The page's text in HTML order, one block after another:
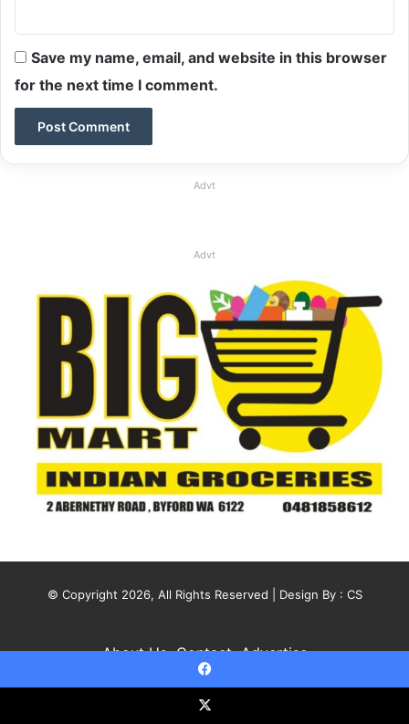
Save my name, email, and website in this browser
for the next time I comment.
Advt
Advt
© Copyright 2026, All Rights Reserved | Design By : CS
About Us Contact Advertise
Facebook